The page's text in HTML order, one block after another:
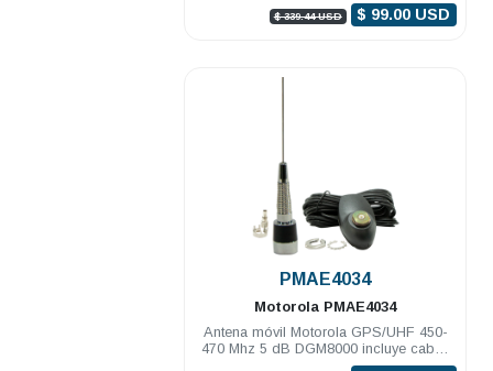
$ 339.44 USD $ 99.00 USD
PMAE4034
Motorola PMAE4034
Antena móvil Motorola GPS/UHF 450-
470 Mhz 5 dB DGM8000 incluye cable,
montaje y conectores